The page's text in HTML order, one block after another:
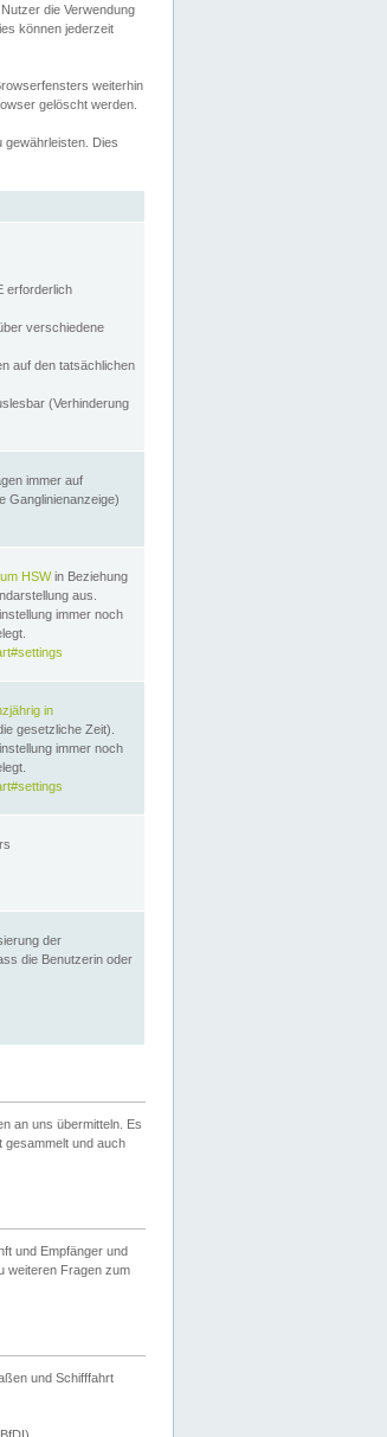
die Verwendung
können jederzeit
weiterhin
gelöscht werden.
gewährleisten. Dies
erforderlich
verschiedene
auf den tatsächlichen
(Verhinderung
immer auf
Ganglinienanzeige)
HSWin Beziehung
aus.
immer noch
in
gesetzliche Zeit).
immer noch
der
die Benutzerin oder
an uns übermitteln. Es
gesammelt und auch
und Empfänger und
weiteren Fragen zum
und Schifffahrt